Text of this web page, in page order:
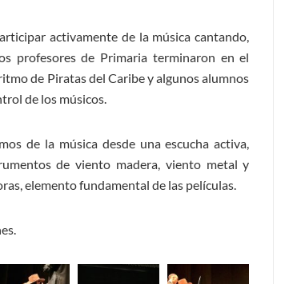
activamente de la música cantando,
profesores de Primaria terminaron en el
de Piratas del Caribe y algunos alumnos
de los músicos.
de la música desde una escucha activa,
de viento madera, viento metal y
elemento fundamental de las películas.